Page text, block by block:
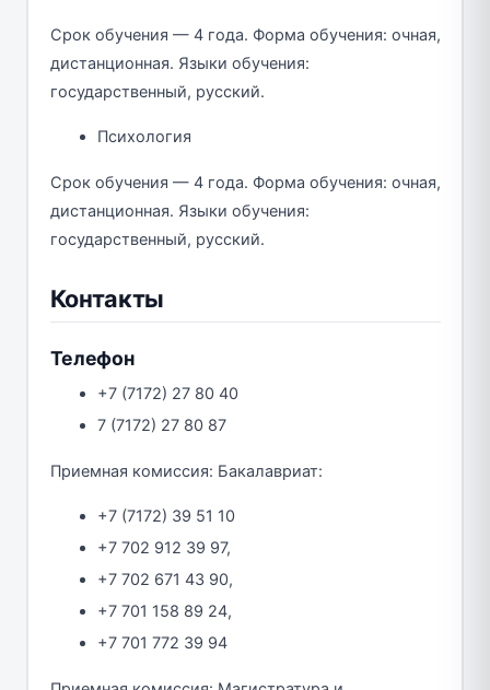
Срок обучения — 4 года. Форма обучения: очная,
дистанционная. Языки обучения:
государственный, русский.
Психология
Срок обучения — 4 года. Форма обучения: очная,
дистанционная. Языки обучения:
государственный, русский.
Контакты
Телефон
+7 (7172) 27 80 40
7 (7172) 27 80 87
Приемная комиссия: Бакалавриат:
+7 (7172) 39 51 10
+7 702 912 39 97,
+7 702 671 43 90,
+7 701 158 89 24,
+7 701 772 39 94